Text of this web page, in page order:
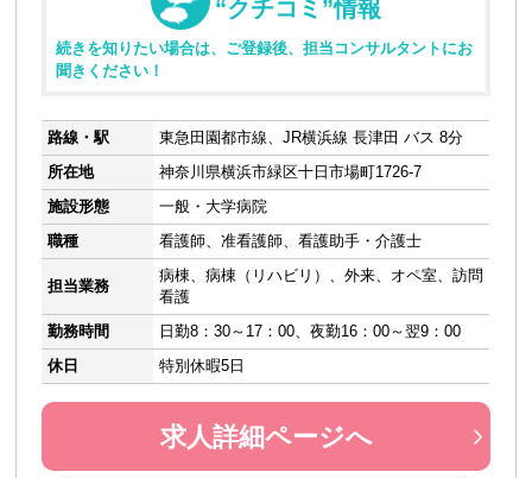
“クチコミ”情報
続きを知りたい場合は、ご登録後、担当コンサルタントにお
聞きください！
路線・駅
東急田園都市線、JR横浜線 長津田 バス 8分
所在地
神奈川県横浜市緑区十日市場町1726-7
施設形態
一般・大学病院
職種
看護師、准看護師、看護助手・介護士
担当業務
病棟、病棟（リハビリ）、外来、オペ室、訪問
看護
勤務時間
日勤8：30～17：00、夜勤16：00～翌9：00
休日
特別休暇5日
求人詳細ページへ